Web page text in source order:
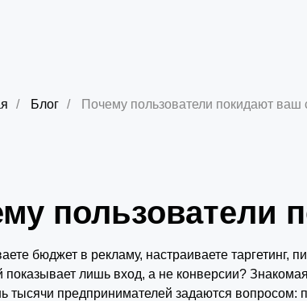
/ Блог / Почему пользователи покидают ваш
пользователи
бюджет в рекламу, настраиваете таргетинг,
показывает лишь вход, а не конверсии?
тысячи предпринимателей задаются вопросом: